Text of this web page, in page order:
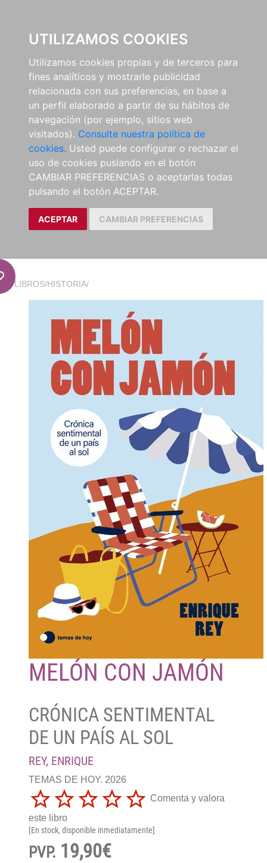
UTILIZAMOS COOKIES
Utilizamos cookies propias y de terceros para
fines analíticos y mostrarle publicidad
relacionada con sus preferencias, en base a
un perfil elaborado a partir de su hábitos de
navegación (por ejemplo, sitios web
visitados). Consulte nuestra política de
cookies. Usted puede configurar o rechazar el
uso de cookies puslando en el botón
CAMBIAR PREFERENCIAS o aceptarlas todas
pulsando el botón ACEPTAR.
ACEPTAR CAMBIAR PREFERENCIAS
LIBROS/HISTORIA/
MELÓN CON JAMÓN
CRÓNICA SENTIMENTAL
DE UN PAÍS AL SOL
REY, ENRIQUE
TEMAS DE HOY. 2026
Comenta y valora
este libro
[En stock, disponible inmediatamente]
PVP. 19,90€